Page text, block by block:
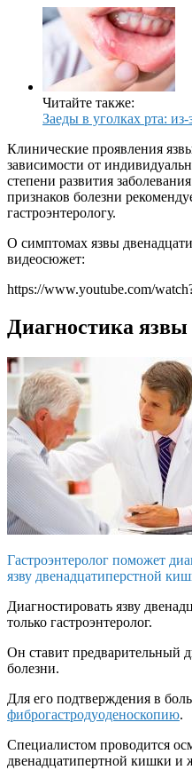
Читайте также:
Заеды в уголках рта:
Клинические проявления
зависимости от
степени развития
признаков болезни
гастроэнтерологу.
О симптомах язвы
видеосюжет:
https://www.youtube.com/
Диагностика язвы
Гастроэнтеролог поможет
язву двенадцатиперстной
Диагностировать язву
только гастроэнтеролог.
Он ставит предварительный
болезни.
Для его подтверждения в
фиброгастродуоденоскопию.
Специалистом проводится
двенадцатипертной кишки и